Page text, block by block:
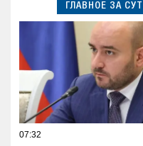
ГЛАВНОЕ ЗА
07:32